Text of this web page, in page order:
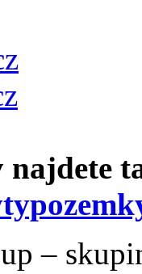
najdete
–